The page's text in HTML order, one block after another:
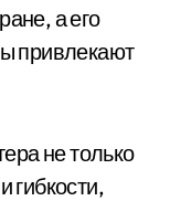
а его
привлекают
не только
гибкости,